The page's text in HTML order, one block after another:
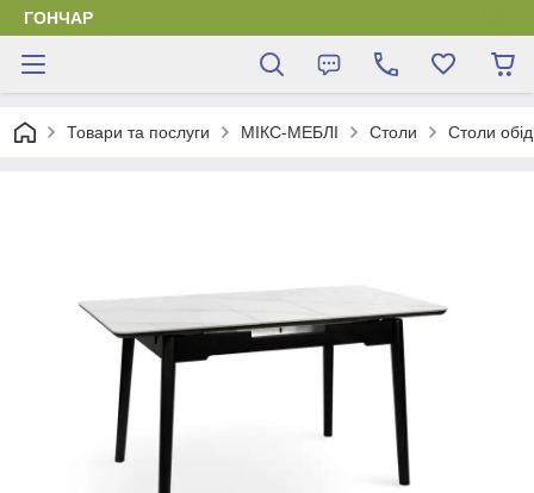
ГОНЧАР
Товари та послуги МІКС-МЕБЛІ Столи Столи